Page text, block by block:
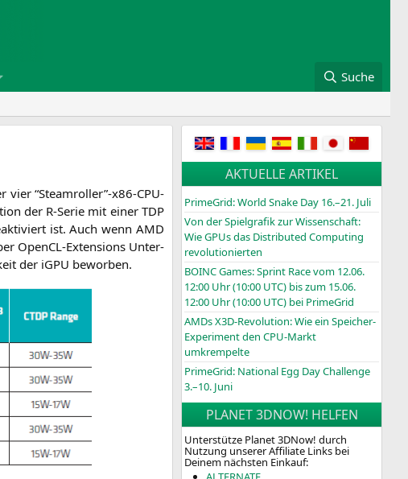
Suche
vier “Steamroller”-x86-CPU-
der R‑Serie mit einer TDP
ist. Auch wennAMD
Open­CL-Exten­si­ons Unter­
der iGPU beworben.
AKTUELLE ARTIKEL
PrimeGrid: World Snake Day 16.–21. Juli
Von der Spielgrafik zur Wissenschaft:
Wie GPUs das Distributed Computing
revolutionierten
BOINCGames: Sprint Race vom 12.06.
12:00 Uhr (10:00 UTC) bis zum 15.06.
12:00 Uhr (10:00 UTC) bei PrimeGrid
AMDs X3D-Revolution: Wie ein Speicher-
Experiment den CPU-Markt
umkrempelte
PrimeGrid: National Egg Day Challenge
3.–10. Juni
PLANET 3DNOW! HELFEN
Unterstütze Planet 3DNow! durch
Nutzung unserer Affiliate Links bei
Deinem nächsten Einkauf: